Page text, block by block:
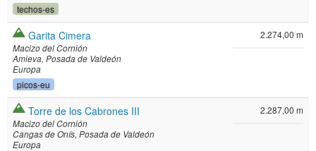
techos-es
Garita Cimera
Macizo del Cornión
Amieva Posada de Valdeón
Europa
picos-eu
2.274,00 m
Torre de los Cabrones III
Macizo del Cornión
Cangas de Onís Posada de Valdeón
Europa
2.287,00 m